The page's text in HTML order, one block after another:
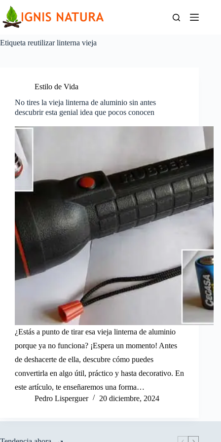
contenido
Etiqueta reutilizar linterna vieja
Estilo de Vida
No tires la vieja linterna de aluminio sin antes
descubrir esta genial idea que pocos conocen
¿Estás a punto de tirar esa vieja linterna de aluminio
porque ya no funciona? ¡Espera un momento! Antes
de deshacerte de ella, descubre cómo puedes
convertirla en algo útil, práctico y hasta decorativo. En
este artículo, te enseñaremos una forma…
Pedro Lisperguer
20 diciembre, 2024